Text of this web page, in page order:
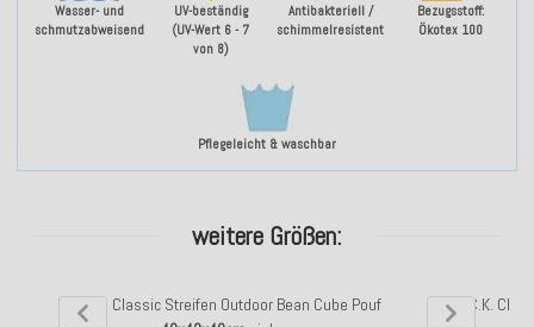
Wasser- und
schmutzabweisend
UV-beständig
(UV-Wert 6 - 7
von 8)
Antibakteriell /
schimmelresistent
Bezugsstoff:
Ökotex 100
Pflegeleicht & waschbar
weitere Größen:
H.O.C.K. Classic Streifen Outdoor Bean Cube Pouf
H.O.C.K.